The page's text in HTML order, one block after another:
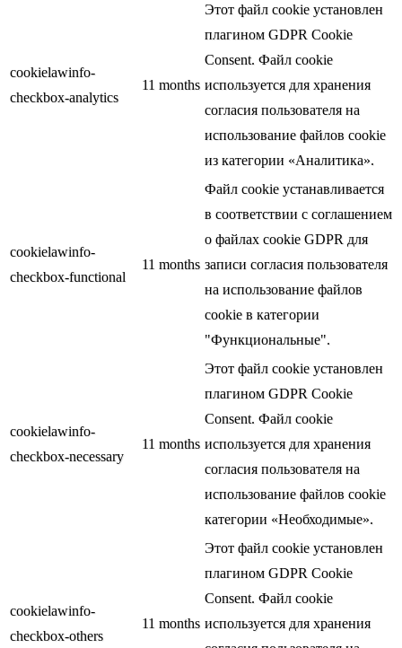
cookielawinfo-
checkbox-analytics
11 months
Этот файл cookie установлен
плагином GDPR Cookie
Consent. Файл cookie
используется для хранения
согласия пользователя на
использование файлов cookie
из категории «Аналитика».
cookielawinfo-
checkbox-functional
11 months
Файл cookie устанавливается
в соответствии с соглашением
о файлах cookie GDPR для
записи согласия пользователя
на использование файлов
cookie в категории
"Функциональные".
cookielawinfo-
checkbox-necessary
11 months
Этот файл cookie установлен
плагином GDPR Cookie
Consent. Файл cookie
используется для хранения
согласия пользователя на
использование файлов cookie
категории «Необходимые».
cookielawinfo-
checkbox-others
11 months
Этот файл cookie установлен
плагином GDPR Cookie
Consent. Файл cookie
используется для хранения